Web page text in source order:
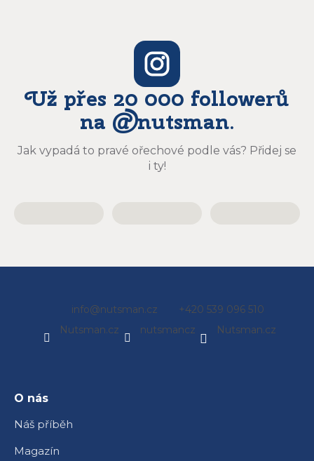
Už přes 20 000 followerů
na @nutsman.
Jak vypadá to pravé ořechové podle vás? Přidej se
i ty!
info@nutsman.cz
+420 539 096 510
Nutsman.cz
nutsmancz Nutsman.cz
O nás
Náš příběh
Magazín